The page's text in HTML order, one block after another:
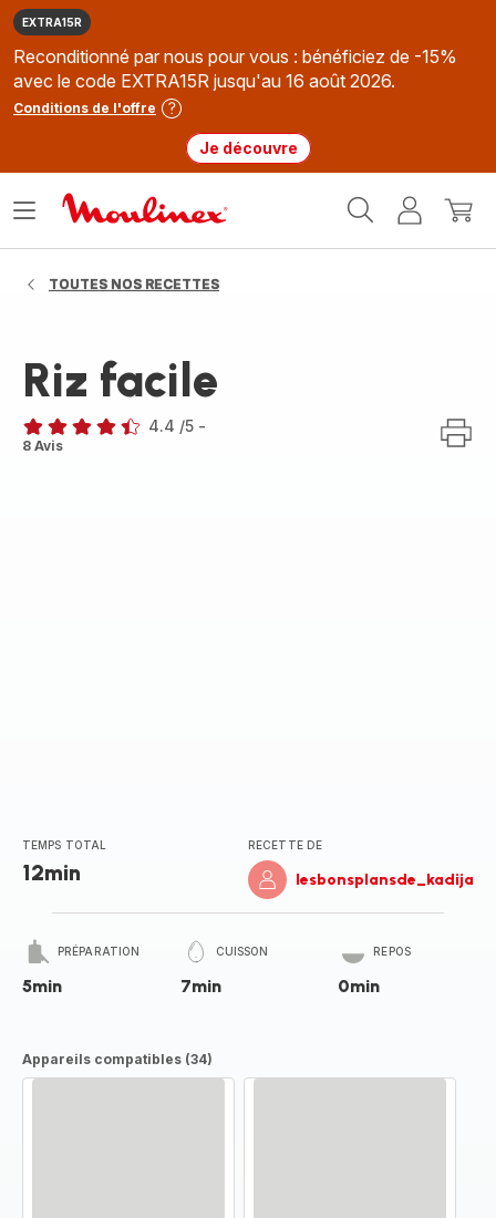
EXTRA15R
Reconditionné par nous pour vous : bénéficiez de -15%
avec le code EXTRA15R jusqu'au 16 août 2026.
Conditions de l'offre
Je découvre
MonMon
Ouvrir
TOUTES NOS RECETTES
Riz facile
ratings.4.4
4.4 /5 -
8 Avis
TEMPS TOTAL
12min
RECETTE DE
lesbonsplansde_kadija
PRÉPARATION
5min
CUISSON
7min
REPOS
0min
Appareils compatibles (34)